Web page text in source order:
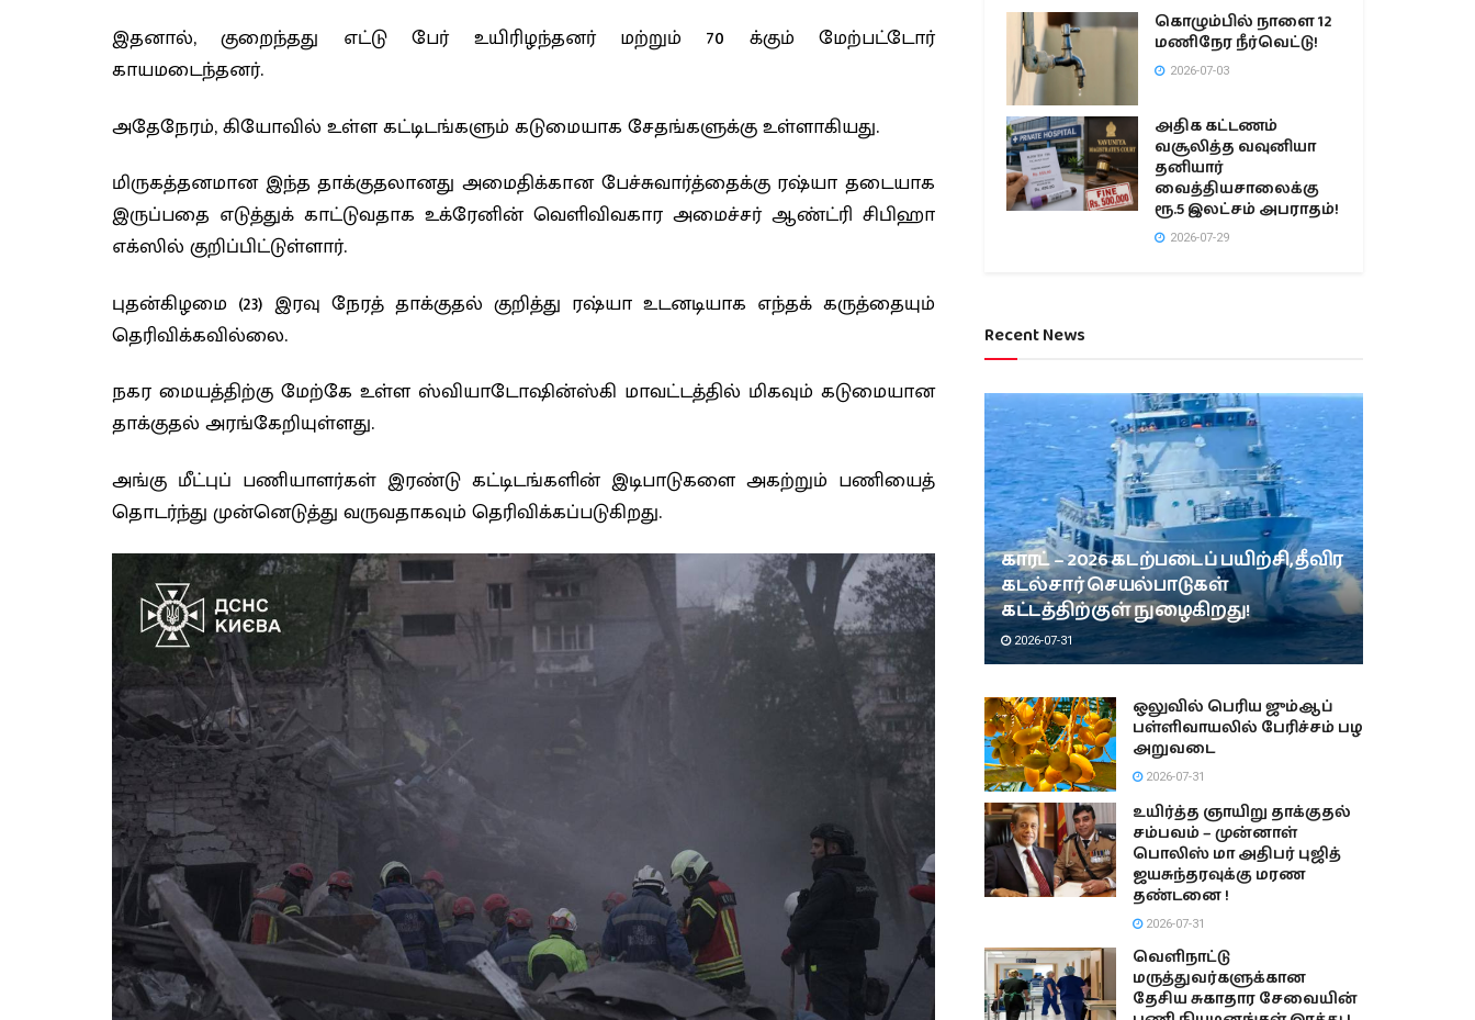
இதனால், குறைந்தது எட்டு பேர் உயிரிழந்தனர் மற்றும் 70 க்கும் மேற்பட்டோர்
காயமடைந்தனர்.
அதேநேரம், கியோவில் உள்ள கட்டிடங்களும் கடுமையாக சேதங்களுக்கு உள்ளாகியது.
மிருகத்தனமான இந்த தாக்குதலானது அமைதிக்கான பேச்சுவார்த்தைக்கு ரஷ்யா தடையாக
இருப்பதை எடுத்துக் காட்டுவதாக உக்ரேனின் வெளிவிவகார அமைச்சர் ஆண்ட்ரி சிபிஹா
எக்ஸில் குறிப்பிட்டுள்ளார்.
புதன்கிழமை (23) இரவு நேரத் தாக்குதல் குறித்து ரஷ்யா உடனடியாக எந்தக் கருத்தையும்
தெரிவிக்கவில்லை.
நகர மையத்திற்கு மேற்கே உள்ள ஸ்வியாடோஷின்ஸ்கி மாவட்டத்தில் மிகவும் கடுமையான
தாக்குதல் அரங்கேறியுள்ளது.
அங்கு மீட்புப் பணியாளர்கள் இரண்டு கட்டிடங்களின் இடிபாடுகளை அகற்றும் பணியைத்
தொடர்ந்து முன்னெடுத்து வருவதாகவும் தெரிவிக்கப்படுகிறது.
கொழும்பில் நாளை 12
மணிநேர நீர்வெட்டு!
2026-07-03
அதிக கட்டணம்
வசூலித்த வவுனியா
தனியார்
வைத்தியசாலைக்கு
ரூ.5 இலட்சம் அபராதம்!
2026-07-29
Recent News
காரட் – 2026 கடற்படைப் பயிற்சி, தீவிர
கடல்சார் செயல்பாடுகள்
கட்டத்திற்குள் நுழைகிறது!
2026-07-31
ஒலுவில் பெரிய ஜும்ஆப்
பள்ளிவாயலில் பேரிச்சம் பழ
அறுவடை
2026-07-31
உயிர்த்த ஞாயிறு தாக்குதல்
சம்பவம் – முன்னாள்
பொலிஸ் மா அதிபர் புஜித்
ஜயசுந்தரவுக்கு மரண
தண்டனை !
2026-07-31
வெளிநாட்டு
மருத்துவர்களுக்கான
தேசிய சுகாதார சேவையின்